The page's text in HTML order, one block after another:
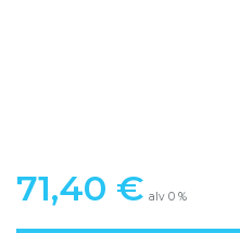
71,40 € alv 0 %